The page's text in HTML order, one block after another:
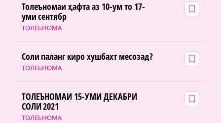
ТОЛЕЪНОМА
Толеъномаи ҳафта аз 10-ум то 17-
уми сентябр
ТОЛЕЪНОМА
Соли паланг киро хушбахт месозад?
ТОЛЕЪНОМА
ТОЛЕЪНОМАИ 15-УМИ ДЕКАБРИ
СОЛИ 2021